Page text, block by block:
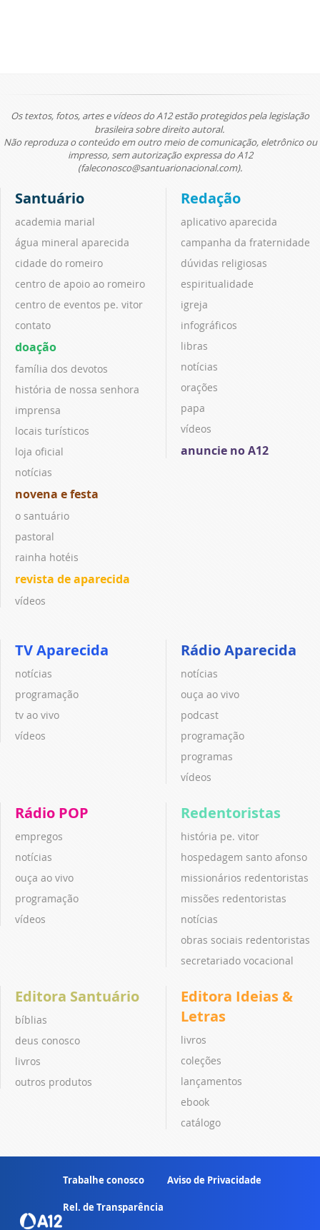
Os textos, fotos, artes e vídeos do A12 estão protegidos pela legislação
brasileira sobre direito autoral.
Não reproduza o conteúdo em outro meio de comunicação, eletrônico ou
impresso, sem autorização expressa do A12
(faleconosco@santuarionacional.com).
Santuário
academia marial
água mineral aparecida
cidade do romeiro
centro de apoio ao romeiro
centro de eventos pe. vitor
contato
doação
família dos devotos
história de nossa senhora
imprensa
locais turísticos
loja oficial
notícias
novena e festa
o santuário
pastoral
rainha hotéis
revista de aparecida
vídeos
Redação
aplicativo aparecida
campanha da fraternidade
dúvidas religiosas
espiritualidade
igreja
infográficos
libras
notícias
orações
papa
vídeos
anuncie no A12
TV Aparecida
notícias
programação
tv ao vivo
vídeos
Rádio Aparecida
notícias
ouça ao vivo
podcast
programação
programas
vídeos
Rádio POP
empregos
notícias
ouça ao vivo
programação
vídeos
Redentoristas
história pe. vitor
hospedagem santo afonso
missionários redentoristas
missões redentoristas
notícias
obras sociais redentoristas
secretariado vocacional
Editora Santuário
bíblias
deus conosco
livros
outros produtos
Editora Ideias &
Letras
livros
coleções
lançamentos
ebook
catálogo
Trabalhe conosco Aviso de Privacidade
Rel. de Transparência